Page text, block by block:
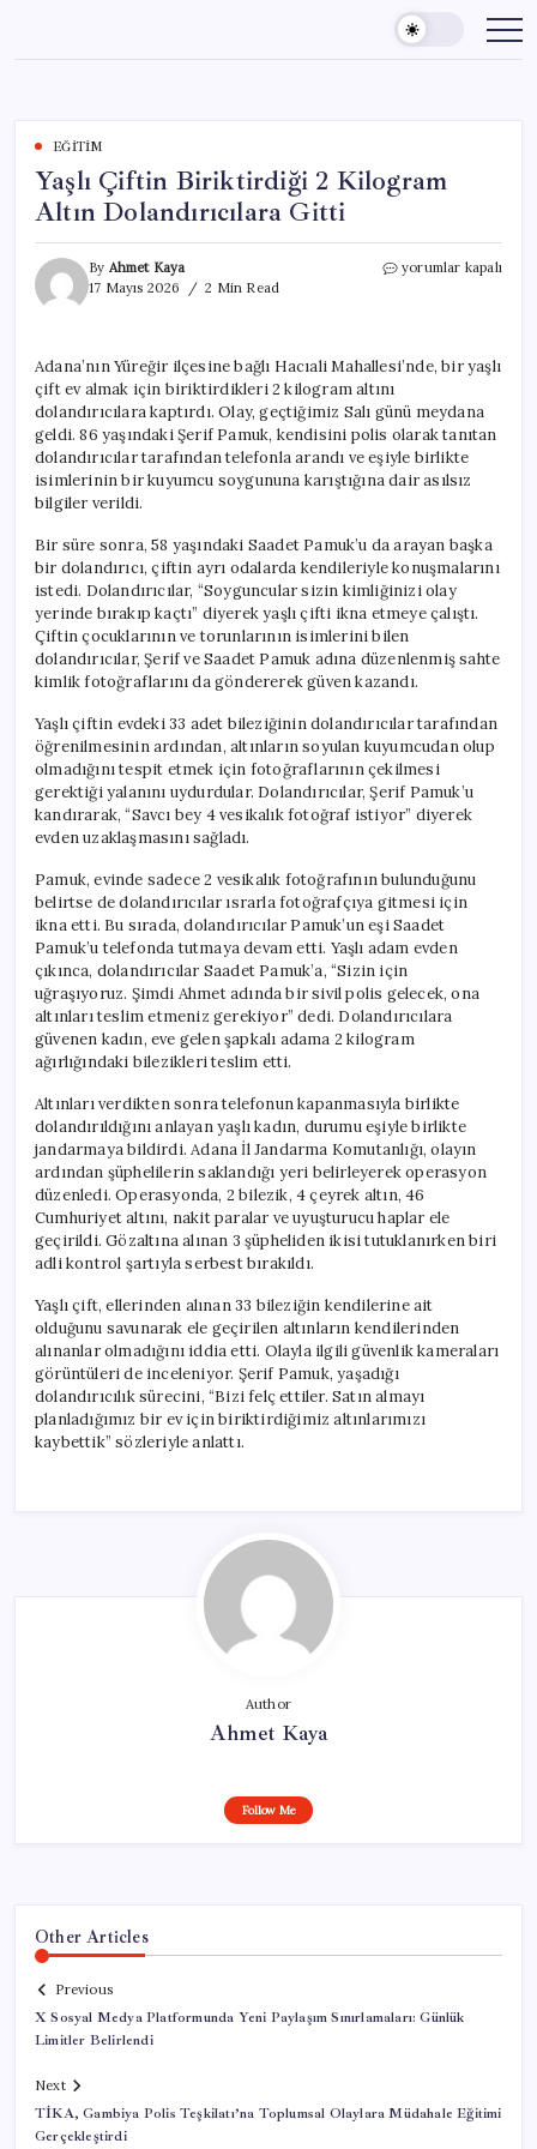
content
EĞITIM
Yaşlı Çiftin Biriktirdiği 2 Kilogram
Altın Dolandırıcılara Gitti
By Ahmet Kaya
17 Mayıs 2026
2 Min Read
Yaşlı
Altın
Gitti
için
yorumlar kapalı
Adana’nın Yüreğir ilçesine bağlı Hacıali Mahallesi’nde, bir yaşlı
çift ev almak için biriktirdikleri 2 kilogram altını
dolandırıcılara kaptırdı. Olay, geçtiğimiz Salı günü meydana
geldi. 86 yaşındaki Şerif Pamuk, kendisini polis olarak tanıtan
dolandırıcılar tarafından telefonla arandı ve eşiyle birlikte
isimlerinin bir kuyumcu soygununa karıştığına dair asılsız
bilgiler verildi.
Bir süre sonra, 58 yaşındaki Saadet Pamuk’u da arayan başka
bir dolandırıcı, çiftin ayrı odalarda kendileriyle konuşmalarını
istedi. Dolandırıcılar, “Soyguncular sizin kimliğinizi olay
yerinde bırakıp kaçtı” diyerek yaşlı çifti ikna etmeye çalıştı.
Çiftin çocuklarının ve torunlarının isimlerini bilen
dolandırıcılar, Şerif ve Saadet Pamuk adına düzenlenmiş sahte
kimlik fotoğraflarını da göndererek güven kazandı.
Yaşlı çiftin evdeki 33 adet bileziğinin dolandırıcılar tarafından
öğrenilmesinin ardından, altınların soyulan kuyumcudan olup
olmadığını tespit etmek için fotoğraflarının çekilmesi
gerektiği yalanını uydurdular. Dolandırıcılar, Şerif Pamuk’u
kandırarak, “Savcı bey 4 vesikalık fotoğraf istiyor” diyerek
evden uzaklaşmasını sağladı.
Pamuk, evinde sadece 2 vesikalık fotoğrafının bulunduğunu
belirtse de dolandırıcılar ısrarla fotoğrafçıya gitmesi için
ikna etti. Bu sırada, dolandırıcılar Pamuk’un eşi Saadet
Pamuk’u telefonda tutmaya devam etti. Yaşlı adam evden
çıkınca, dolandırıcılar Saadet Pamuk’a, “Sizin için
uğraşıyoruz. Şimdi Ahmet adında bir sivil polis gelecek, ona
altınları teslim etmeniz gerekiyor” dedi. Dolandırıcılara
güvenen kadın, eve gelen şapkalı adama 2 kilogram
ağırlığındaki bilezikleri teslim etti.
Altınları verdikten sonra telefonun kapanmasıyla birlikte
dolandırıldığını anlayan yaşlı kadın, durumu eşiyle birlikte
jandarmaya bildirdi. Adana İl Jandarma Komutanlığı, olayın
ardından şüphelilerin saklandığı yeri belirleyerek operasyon
düzenledi. Operasyonda, 2 bilezik, 4 çeyrek altın, 46
Cumhuriyet altını, nakit paralar ve uyuşturucu haplar ele
geçirildi. Gözaltına alınan 3 şüpheliden ikisi tutuklanırken biri
adli kontrol şartıyla serbest bırakıldı.
Yaşlı çift, ellerinden alınan 33 bileziğin kendilerine ait
olduğunu savunarak ele geçirilen altınların kendilerinden
alınanlar olmadığını iddia etti. Olayla ilgili güvenlik kameraları
görüntüleri de inceleniyor. Şerif Pamuk, yaşadığı
dolandırıcılık sürecini, “Bizi felç ettiler. Satın almayı
planladığımız bir ev için biriktirdiğimiz altınlarımızı
kaybettik” sözleriyle anlattı.
Author
Ahmet Kaya
Follow Me
Other Articles
Previous
X Sosyal Medya Platformunda Yeni Paylaşım Sınırlamaları: Günlük
Limitler Belirlendi
Next
TİKA, Gambiya Polis Teşkilatı’na Toplumsal Olaylara Müdahale Eğitimi
Gerçekleştirdi